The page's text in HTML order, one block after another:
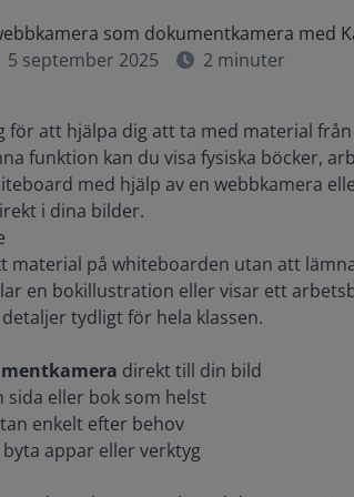
som dokumentkamera med
5 september 2025
2 minuter
att hjälpa dig att ta med material
funktion kan du visa fysiska böcker,
med hjälp av en webbkamera
i dina bilder.
material på whiteboarden utan att
en bokillustration eller visar ett
tydligt för hela klassen.
direkt till din bild
sida eller bok som helst
enkelt efter behov
appar eller verktyg